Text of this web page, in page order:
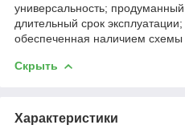
универсальность;
длительный срок
обеспеченная наличием схемы
Скрыть
Характеристики